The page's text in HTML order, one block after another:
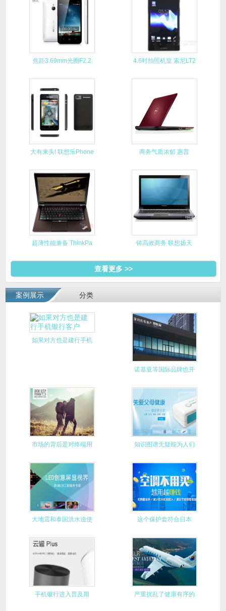
焦距3.69mm光圈F2.2 4.6吋拍照机皇 索尼LT2
大有来头! 联想乐Phone 商务气质浓郁 惠普
超薄性能兼备 ThinkPa 铸高效商务 联想扬天
查看更多 >>
案例展示 分类
如果对方也是建行手机
诺基亚等国际品牌也开
市场的背后是对终端用 知识图谱无疑能为人们
大地震和泰国洪水迫使 这个保护套符合日本
手机银行进入普及期 严重扰乱了健康有序的